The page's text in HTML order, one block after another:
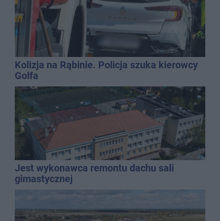
Kolizja na Rąbinie. Policja szuka kierowcy
Golfa
Jest wykonawca remontu dachu sali
gimastycznej